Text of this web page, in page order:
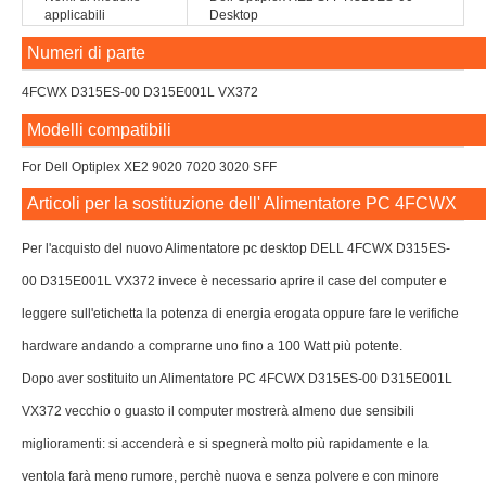
applicabili
Desktop
Numeri di parte
4FCWX D315ES-00 D315E001L VX372
Modelli compatibili
For Dell Optiplex XE2 9020 7020 3020 SFF
Articoli per la sostituzione dell' Alimentatore PC 4FCWX
Per l'acquisto del nuovo Alimentatore pc desktop DELL 4FCWX D315ES-
00 D315E001L VX372 invece è necessario aprire il case del computer e
leggere sull'etichetta la potenza di energia erogata oppure fare le verifiche
hardware andando a comprarne uno fino a 100 Watt più potente.
Dopo aver sostituito un Alimentatore PC 4FCWX D315ES-00 D315E001L
VX372 vecchio o guasto il computer mostrerà almeno due sensibili
miglioramenti: si accenderà e si spegnerà molto più rapidamente e la
ventola farà meno rumore, perchè nuova e senza polvere e con minore